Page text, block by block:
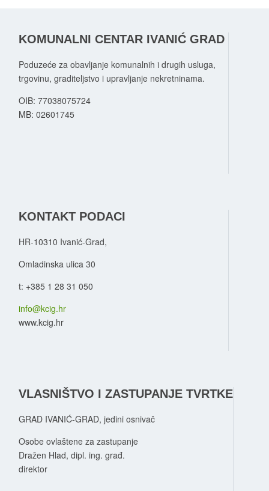
KOMUNALNI CENTAR IVANIĆ GRAD
Poduzeće za obavljanje komunalnih i drugih usluga,
trgovinu, graditeljstvo i upravljanje nekretninama.
OIB: 77038075724
MB:02601745
KONTAKT PODACI
HR-10310 Ivanić-Grad,
Omladinska ulica 30
t: +385 1 28 31 050
info@kcig.hr
www.kcig.hr
VLASNIŠTVO I ZASTUPANJE TVRTKE
GRAD IVANIĆ-GRAD, jedini osnivač
Osobe ovlaštene za zastupanje
Dražen Hlad, dipl. ing. građ.
direktor